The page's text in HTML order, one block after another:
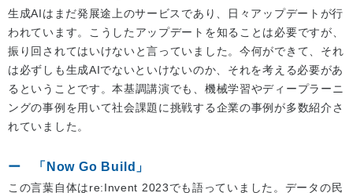
生成AIはまだ発展途上のサービスであり、日々アップデートが行
われています。こうしたアップデートを知ることは必要ですが、
振り回されてはいけないと言っていました。今何ができて、それ
は必ずしも生成AIでないといけないのか、それを考える必要があ
るということです。本基調講演でも、機械学習やディープラーニ
ングの事例を用いて社会課題に挑戦する企業の事例が多数紹介さ
れていました。
「Now Go Build」
この言葉自体はre:Invent 2023でも語っていました。データの民